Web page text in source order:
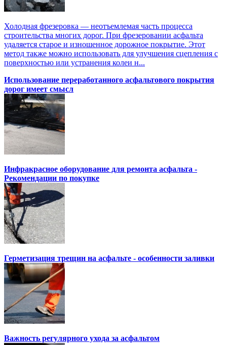
Холодная фрезеровка — неотъемлемая часть процесса
строительства многих дорог. При фрезеровании асфальта
удаляется старое и изношенное дорожное покрытие. Этот
метод также можно использовать для улучшения сцепления с
поверхностью или устранения колеи н...
Использование переработанного асфальтового покрытия
дорог имеет смысл
Инфракрасное оборудование для ремонта асфальта -
Рекомендации по покупке
Герметизация трещин на асфальте - особенности заливки
Важность регулярного ухода за асфальтом